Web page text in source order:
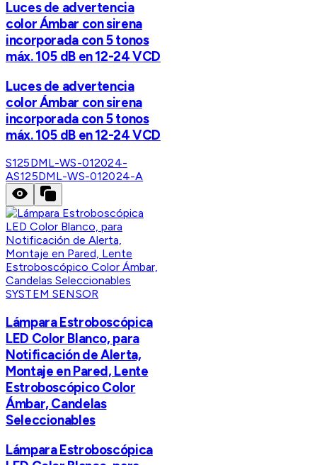
Luces de advertencia
color Ámbar con sirena
incorporada con 5 tonos
máx. 105 dB en 12-24 VCD
Luces de advertencia
color Ámbar con sirena
incorporada con 5 tonos
máx. 105 dB en 12-24 VCD
S125DML-WS-012024-
AS125DML-WS-012024-A
SYSTEM SENSOR
Lámpara Estroboscópica
LED Color Blanco, para
Notificación de Alerta,
Montaje en Pared, Lente
Estroboscópico Color
Ámbar, Candelas
Seleccionables
Lámpara Estroboscópica